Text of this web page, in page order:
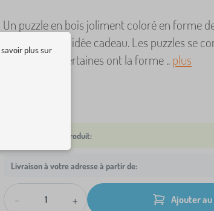
Un puzzle en bois joliment coloré en forme
une excellente idée cadeau. Les puzzles se
pièces, dont certaines ont la forme ..plus
Livraison à votre adresse à partir de:
- + Ajouter
plus sur